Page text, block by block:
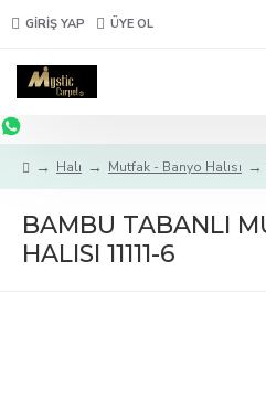
GIRIŞ YAP ÜYE OL
Halı Mutfak - Banyo Halısı
BAMBU TABANLI
HALISI 11111-6